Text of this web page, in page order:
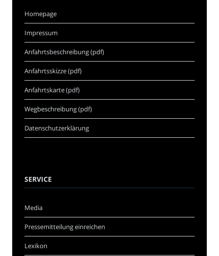
Homepage
Impressum
Anfahrtsbeschreibung (pdf)
Anfahrtsskizze (pdf)
Anfahrtskarte (pdf)
Wegbeschreibung (pdf)
Datenschutzerklärung
SERVICE
Media
Pressemitteilung einreichen
Lexikon